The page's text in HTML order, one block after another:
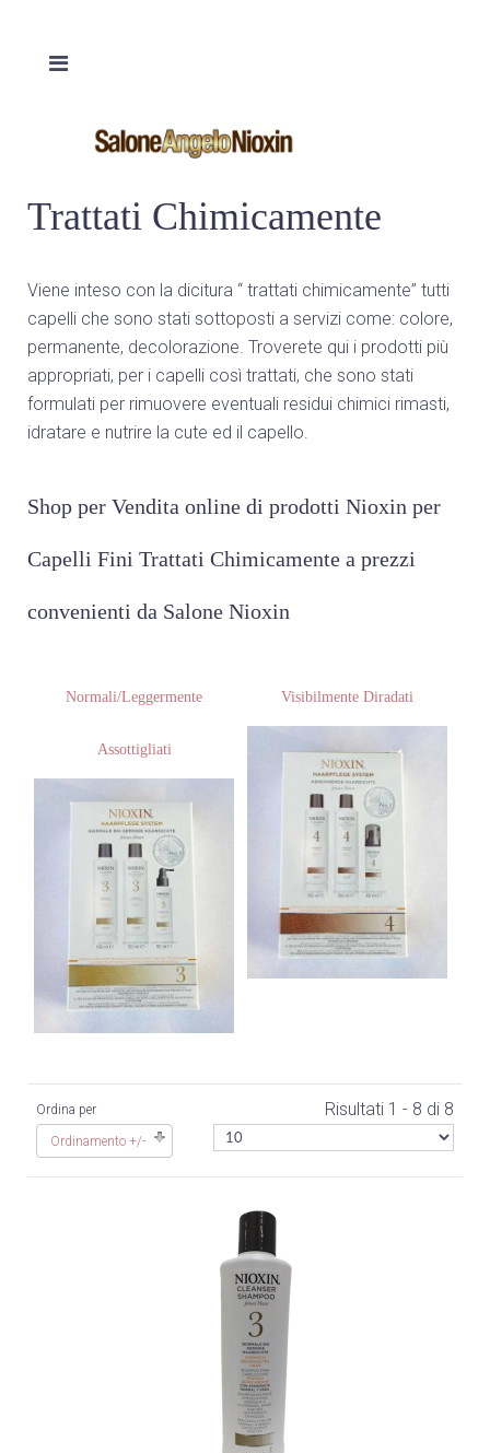
Trattati Chimicamente
Viene inteso con la dicitura “ trattati chimicamente” tutti
capelli che sono stati sottoposti a servizi come: colore,
permanente, decolorazione. Troverete qui i prodotti più
appropriati, per i capelli così trattati, che sono stati
formulati per rimuovere eventuali residui chimici rimasti,
idratare e nutrire la cute ed il capello.
Shop per Vendita online di prodotti Nioxin per
Capelli Fini Trattati Chimicamente a prezzi
convenienti da Salone Nioxin
Normali/Leggermente
Assottigliati
Visibilmente Diradati
Ordina per
Ordinamento +/-
Risultati 1 - 8 di 8